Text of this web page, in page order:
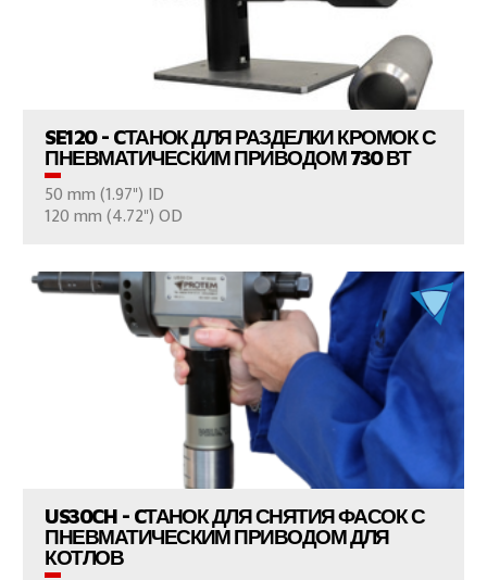
SE120 - CТАНОК ДЛЯ РАЗДЕЛКИ КРОМОК С
ПНЕВМАТИЧЕСКИМ ПРИВОДОМ 730 ВТ
50 mm (1.97") ID
120 mm (4.72") OD
ПРОСМОТР ПРОДУКТОВ
US30CH - CТАНОК ДЛЯ СНЯТИЯ ФАСОК С
ПНЕВМАТИЧЕСКИМ ПРИВОДОМ ДЛЯ
КОТЛОВ
ПРОСМОТР ПРОДУКТОВ